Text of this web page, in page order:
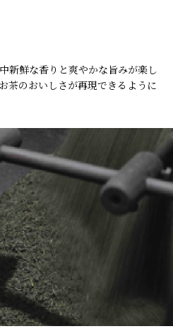
新鮮な香りと爽やかな旨みが楽し
茶のおいしさが再現できるように